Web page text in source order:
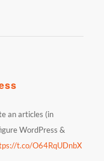
an articles (in
WordPress &
t.co/O64RqUDnbX